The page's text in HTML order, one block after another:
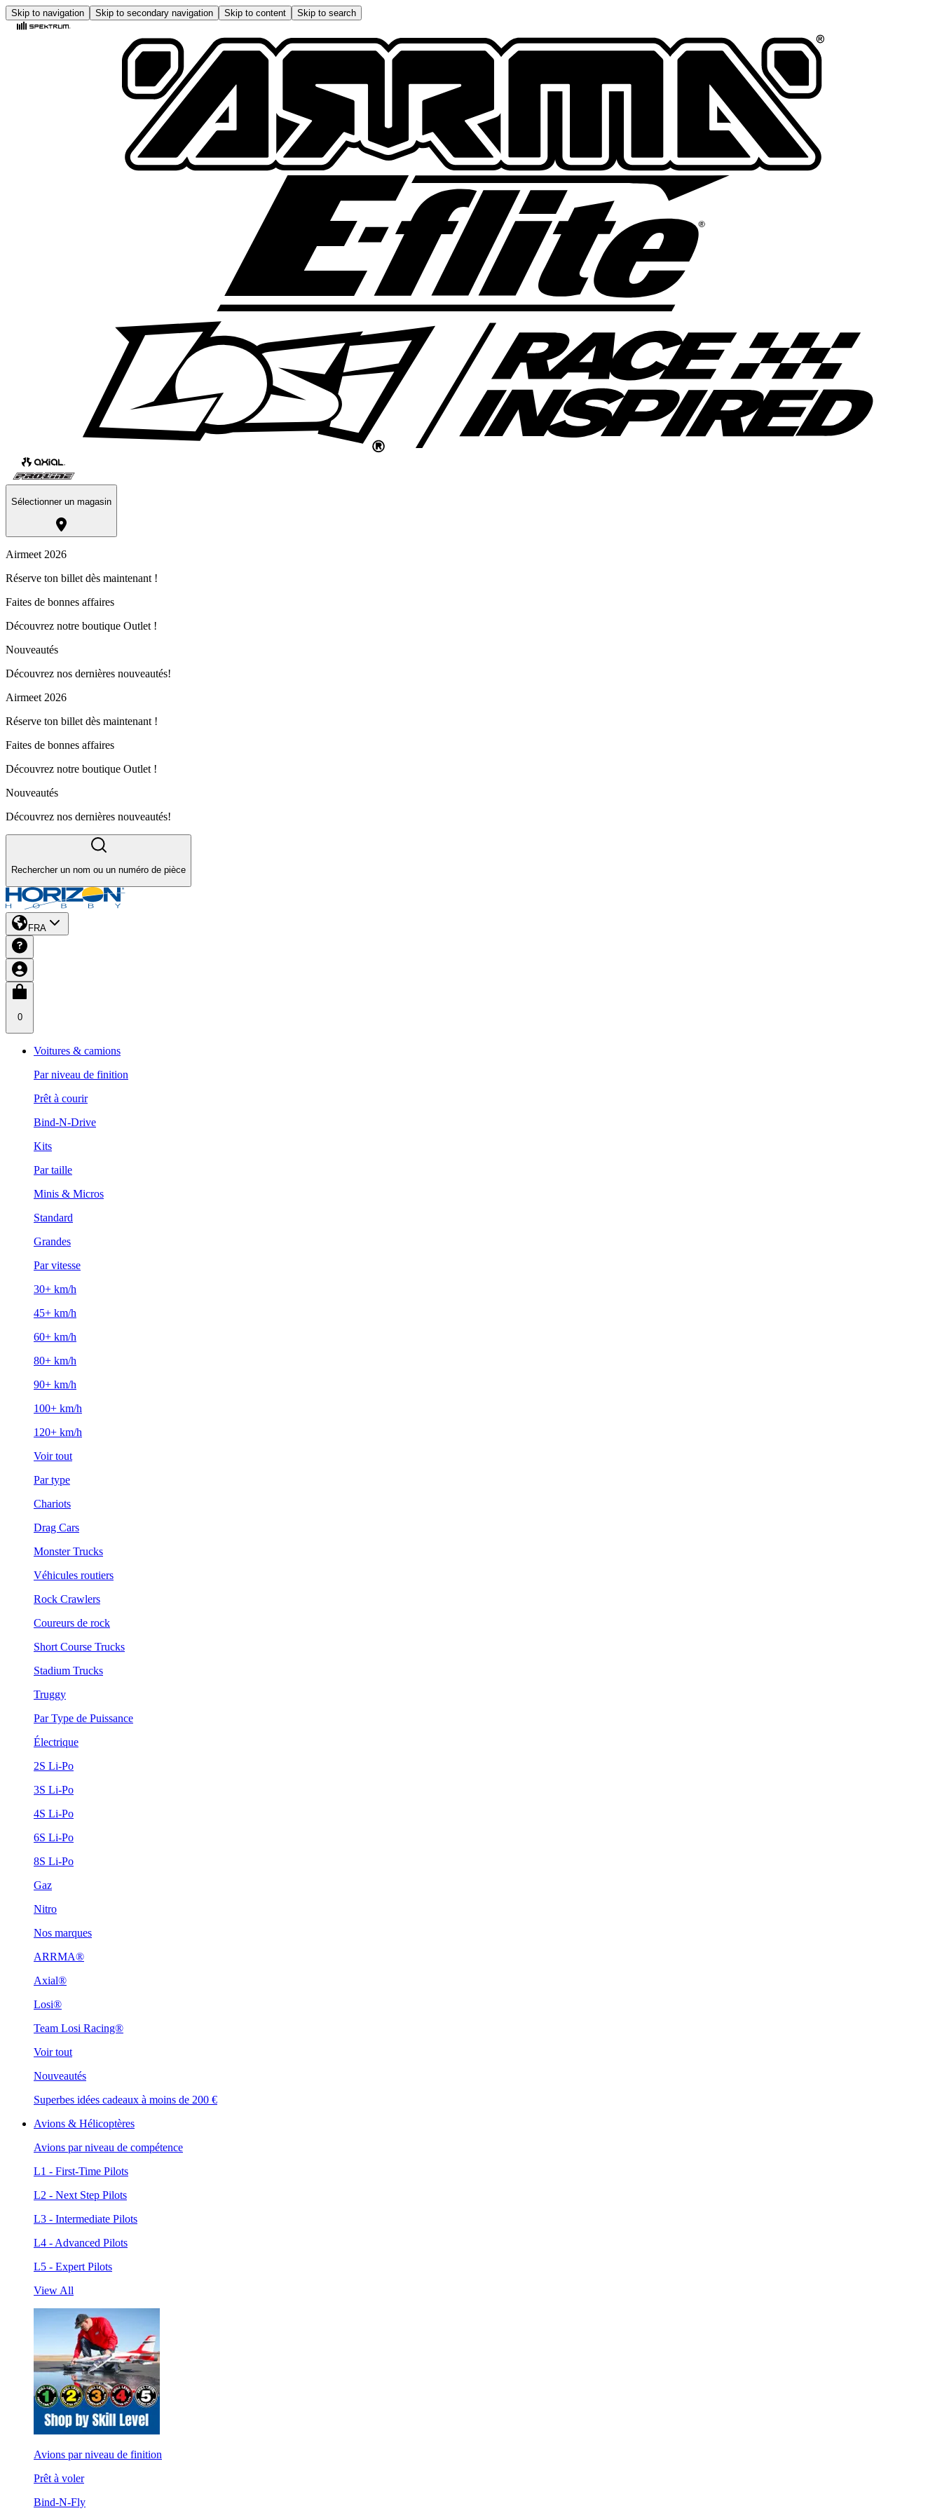
Skip to navigation Skip to secondary navigation Skip to content Skip to search
Sélectionner un magasin
Airmeet 2026
Réserve ton billet dès maintenant !
Faites de bonnes affaires
Découvrez notre boutique Outlet !
Nouveautés
Découvrez nos dernières nouveautés!
Airmeet 2026
Réserve ton billet dès maintenant !
Faites de bonnes affaires
Découvrez notre boutique Outlet !
Nouveautés
Découvrez nos dernières nouveautés!
Rechercher un nom ou un numéro de pièce
FRA
0
Voitures & camions
Par niveau de finition
Prêt à courir
Bind-N-Drive
Kits
Par taille
Minis & Micros
Standard
Grandes
Par vitesse
30+ km/h
45+ km/h
60+ km/h
80+ km/h
90+ km/h
100+ km/h
120+ km/h
Voir tout
Par type
Chariots
Drag Cars
Monster Trucks
Véhicules routiers
Rock Crawlers
Coureurs de rock
Short Course Trucks
Stadium Trucks
Truggy
Par Type de Puissance
Électrique
2S Li-Po
3S Li-Po
4S Li-Po
6S Li-Po
8S Li-Po
Gaz
Nitro
Nos marques
ARRMA®
Axial®
Losi®
Team Losi Racing®
Voir tout
Nouveautés
Superbes idées cadeaux à moins de 200 €
Avions & Hélicoptères
Avions par niveau de compétence
L1 - First-Time Pilots
L2 - Next Step Pilots
L3 - Intermediate Pilots
L4 - Advanced Pilots
L5 - Expert Pilots
View All
Avions par niveau de finition
Prêt à voler
Bind-N-Fly